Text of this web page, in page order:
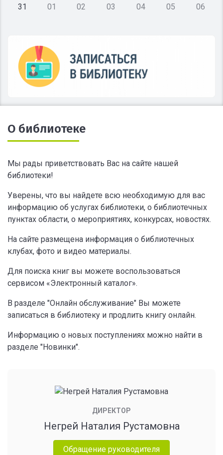
31 01 02 03 04 05 06
О библиотеке
Мы рады приветствовать Вас на сайте нашей
библиотеки!
Уверены, что вы найдете всю необходимую для вас
информацию об услугах библиотеки, о библиотечных
пунктах области, о мероприятиях, конкурсах, новостях.
На сайте размещена информация о библиотечных
клубах, фото и видео материалы.
Для поиска книг вы можете воспользоваться
сервисом «Электронный каталог».
В разделе "Онлайн обслуживание" Вы можете
записаться в библиотеку и продлить книгу онлайн.
Информацию о новых поступлениях можно найти в
разделе "Новинки".
ДИРЕКТОР
Негрей Наталия Рустамовна
Обращение руководителя